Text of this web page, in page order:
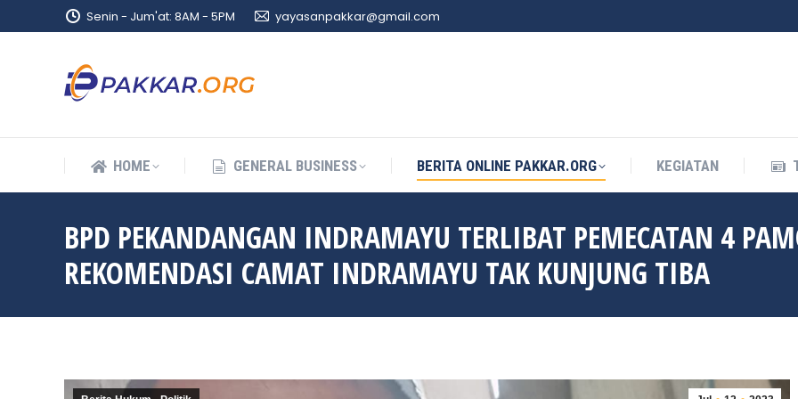
Senin - Jum'at: 8AM - 5PM yayasanpakkar@gmail.com
HOME GENERAL BUSINESS BERITA ONLINE PAKKAR.ORG KEGIATAN
BPD PEKANDANGAN INDRAMAYU TERLIBAT PEMECATAN 4
REKOMENDASI CAMAT INDRAMAYU TAK KUNJUNG TIBA
HOME GENERAL BUSINESS BERITA ONLINE PAKKAR.ORG KEGIATAN